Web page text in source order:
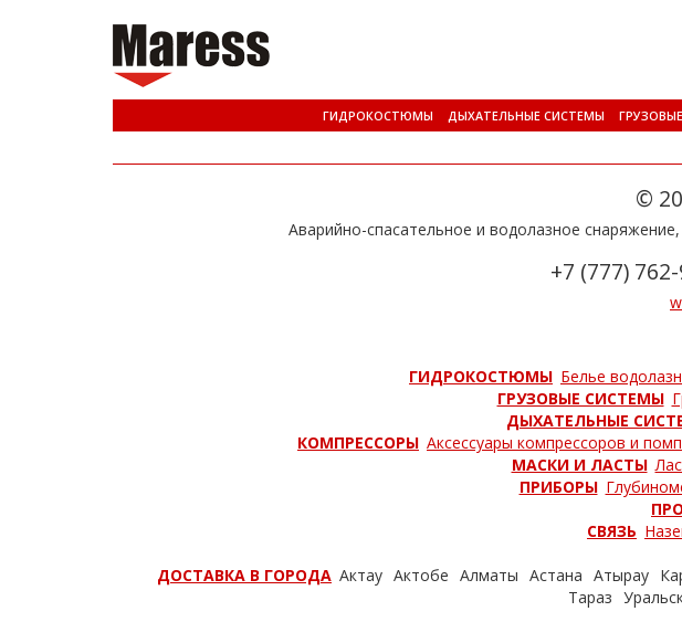
ГИДРОКОСТЮМЫ ДЫХАТЕЛЬНЫЕ СИСТЕМЫ
©
Аварийно-спасательное и водолазное
+7 (777)
ГИДРОКОСТЮМЫ Белье
ГРУЗОВЫЕ СИСТЕМЫ
ДЫХАТЕЛЬНЫЕ
КОМПРЕССОРЫ Аксессуары компрессоров и помп
МАСКИ И ЛАСТЫ
ПРИБОРЫ
СВЯЗЬ
ДОСТАВКА В ГОРОДА Актау Актобе Алматы Астана Атырау
Тараз